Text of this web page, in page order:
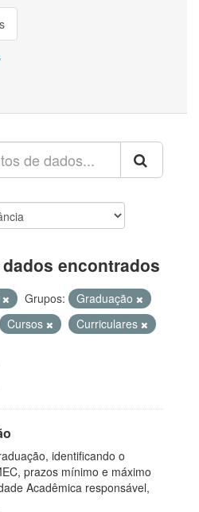
encontrados
Grupos:
Graduação
Cursos
Curriculares
identificando o
prazos mínimo e máximo
Acadêmica responsável,